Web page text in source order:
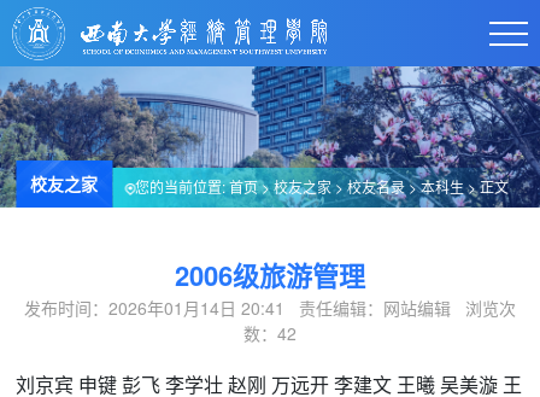
校友之家 您的当前位置:首页>校友之家>校友名录>本科生> 正文
2006级旅游管理
发布时间：2026年01月14日 20:41 责任编辑：网站编辑 浏览次
数： 42
刘京宾 申键 彭飞 李学壮 赵刚 万远开 李建文 王曦 吴美漩 王